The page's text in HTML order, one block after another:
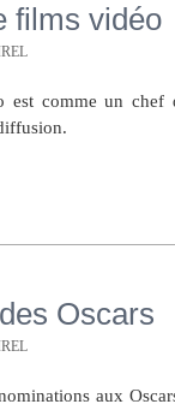
films vidéo
est comme un
Oscars
aux